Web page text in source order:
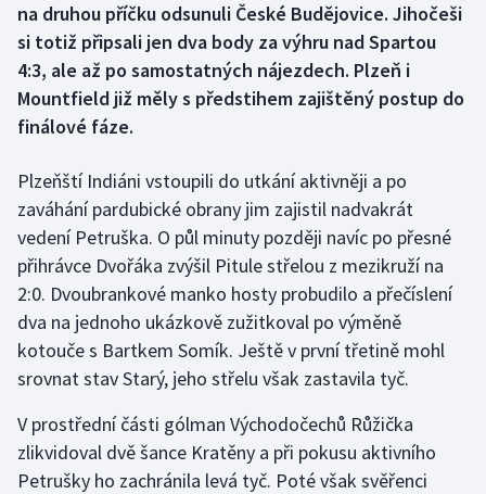
Dostihy
Florbal
Golf
Gymnastika
Házená
Jezdectví
Krasobruslení
na druhou příčku odsunuli České Budějovice. Jihočeši
si totiž připsali jen dva body za výhru nad Spartou
4:3, ale až po samostatných nájezdech. Plzeň i
Mountfield již měly s předstihem zajištěný postup do
finálové fáze.
Plzeňští Indiáni vstoupili do utkání aktivněji a po
zaváhání pardubické obrany jim zajistil nadvakrát
vedení Petruška. O půl minuty později navíc po přesné
přihrávce Dvořáka zvýšil Pitule střelou z mezikruží na
2:0. Dvoubrankové manko hosty probudilo a přečíslení
dva na jednoho ukázkově zužitkoval po výměně
kotouče s Bartkem Somík. Ještě v první třetině mohl
srovnat stav Starý, jeho střelu však zastavila tyč.
V prostřední části gólman Východočechů Růžička
zlikvidoval dvě šance Kratěny a při pokusu aktivního
Petrušky ho zachránila levá tyč. Poté však svěřenci